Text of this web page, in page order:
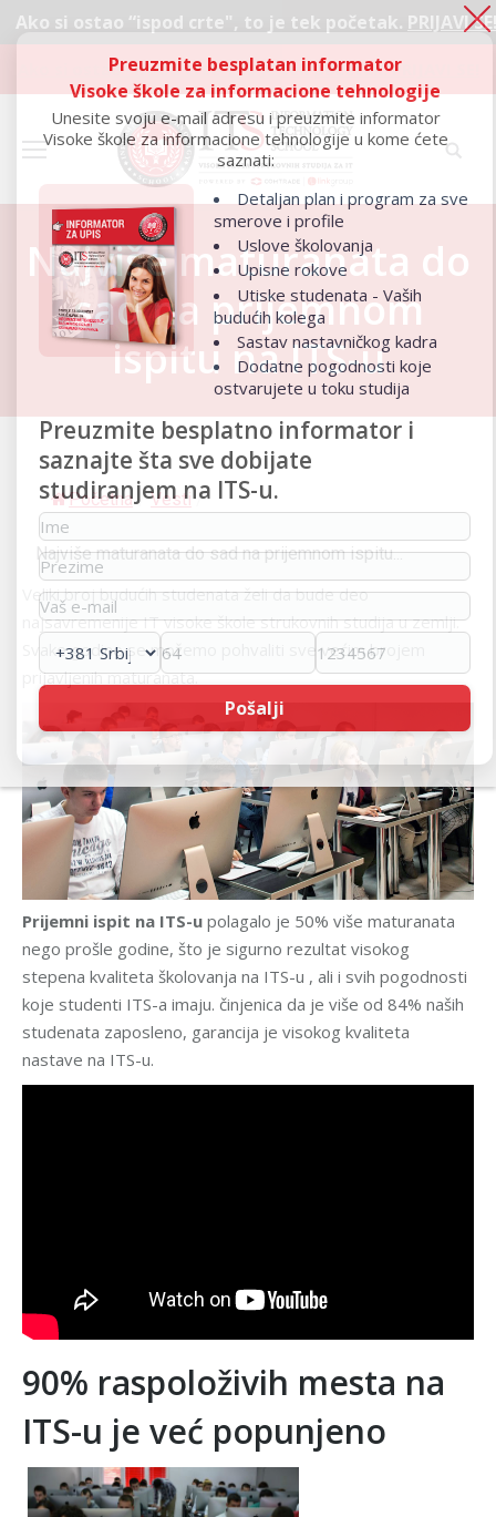
“ispod crte", to je tek početak.PRIJAVI SE!
Ako si ostao “ispod crte", to je tek početak.PRIJAVI SE!
Najviše maturanata do
sad na prijemnom
ispitu na ITS-u
Početna / Vesti /
Najviše maturanata do sad na prijemnom ispitu...
Veliki broj budućih studenata želi da bude deo
najsavremenije IT visoke škole strukovnih studija u zemlji.
Svake godine se možemo pohvaliti sve većim brojem
prijavljenih maturanata.
Prijemni ispit na ITS-u polagalo je 50% više maturanata
nego prošle godine, što je sigurno rezultat visokog
stepena kvaliteta školovanja na ITS-u , ali i svih pogodnosti
koje studenti ITS-a imaju. činjenica da je više od 84% naših
studenata zaposleno, garancija je visokog kvaliteta
nastave na ITS-u.
90% raspoloživih mesta na
ITS-u je već popunjeno
Preuzmite besplatan informator
Visoke škole za informacione tehnologije
Unesite svoju e-mail adresu i preuzmite informator
Visoke škole za informacione tehnologije u kome ćete
saznati:
Detaljan plan i program za sve
smerove i profile
Uslove školovanja
Upisne rokove
Utiske studenata - Vaših
budućih kolega
Sastav nastavničkog kadra
Dodatne pogodnosti koje
ostvarujete u toku studija
Preuzmite besplatno informator i
saznajte šta sve dobijate
studiranjem na ITS-u.